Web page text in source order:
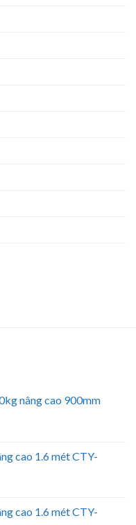
nâng cao 900mm
cao 1.6 mét CTY-
cao 1.6 mét CTY-